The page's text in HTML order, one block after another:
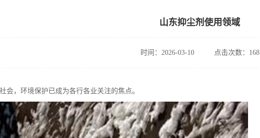
山东抑尘剂使用领域
时间：2026-03-10 点击次数：168
会，环境保护已成为各行各业关注的焦点。